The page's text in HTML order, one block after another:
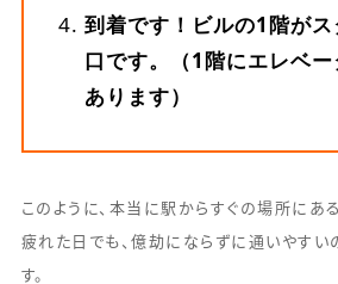
到着です！ビルの1階がス
口です。（1階にエレベ
あります）
このように、本当に駅からすぐの場所にあ
疲れた日でも、億劫にならずに通いやすい
す。